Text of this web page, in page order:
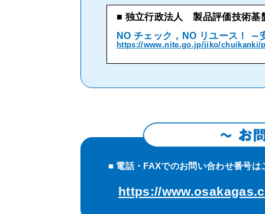
■ 独立行政法人 製品評価技術基
NO チェック，NO リユース！
https://www.nite.go.jp/jiko/chuikanki/
■ 電話・FAXでのお問い合わせ番号は
https://